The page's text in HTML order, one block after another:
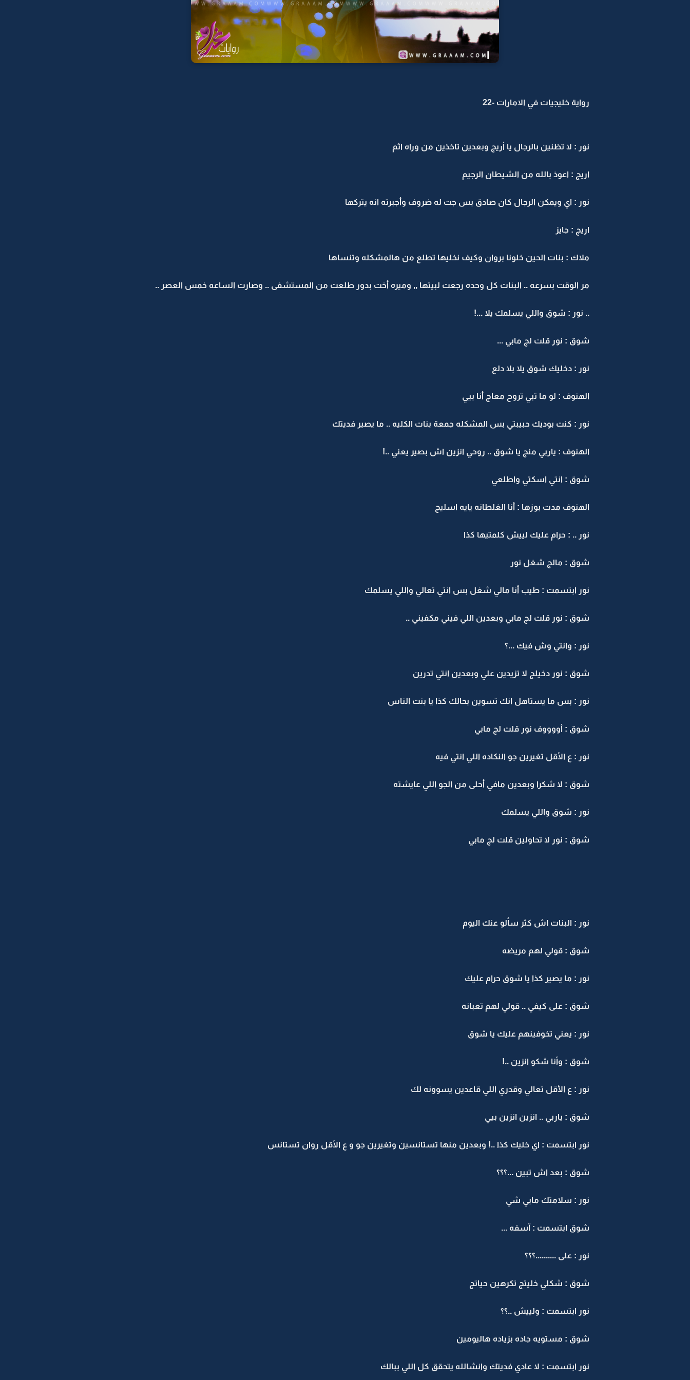
رواية خليجيات في الامارات -22
نور : لا تظنين بالرجال يا أريج وبعدين تاخذين من وراه اثم
اريج : اعوذ بالله من الشيطان الرجيم
نور : اي ويمكن الرجال كان صادق بس جت له ضروف وأجبرته انه يتركها
اريج : جايز
ملاك : بنات الحين خلونا بروان وكيف نخليها تطلع من هالمشكله وتنساها
مر الوقت بسرعه .. البنات كل وحده رجعت لبيتها ,, وميره أخت بدور طلعت من المستشفى .. وصارت الساعه خمس العصر ..
.. نور : شوق واللي يسلمك يلا ...!
شوق : نور قلت لج مابي ...
نور : دخليك شوق يلا بلا دلع
الهنوف : لو ما تبي تروح معاج أنا بيي
نور : كنت بوديك حبيبتي بس المشكله جمعة بنات الكليه .. ما يصير فديتك
الهنوف : ياربي منج يا شوق .. روحي انزين اش بصير يعني ..!
شوق : انتي اسكتي واطلعي
الهنوف مدت بوزها : أنا الغلطانه يايه اسليج
نور .. : حرام عليك لييش كلمتيها كذا
شوق : مالج شغل نور
نور ابتسمت : طيب أنا مالي شغل بس انتي تعالي واللي يسلمك
شوق : نور قلت لج مابي وبعدين اللي فيني مكفيني ..
نور : وانتي وش فيك ...؟
شوق : نور دخيلج لا تزيدين علي وبعدين انتي تدرين
نور : بس ما يستاهل انك تسوين بحالك كذا يا بنت الناس
شوق : أووووف نور قلت لج مابي
نور : ع الأقل تغيرين جو النكاده اللي انتي فيه
شوق : لا شكرا وبعدين مافي أحلى من الجو اللي عايشته
نور : شوق واللي يسلمك
شوق : نور لا تحاولين قلت لج مابي
نور : البنات اش كثر سألو عنك اليوم
شوق : قولي لهم مريضه
نور : ما يصير كذا يا شوق حرام عليك
شوق : على كيفي .. قولي لهم تعبانه
نور : يعني تخوفينهم عليك يا شوق
شوق : وأنا شكو انزين ..!
نور : ع الأقل تعالي وقدري اللي قاعدين يسوونه لك
شوق : ياربي .. انزين انزين بيي
نور ابتسمت : اي خليك كذا ..! وبعدين منها تستانسين وتغيرين جو و ع الأقل روان تستانس
شوق : بعد اش تبين ...؟؟؟
نور : سلامتك مابي شي
شوق ابتسمت : آسفه ...
نور : على ..........؟؟؟
شوق : شكلي خليتج تكرهين حياتج
نور ابتسمت : ولييش ..؟؟
شوق : مستويه جاده بزياده هاليومين
نور ابتسمت : لا عادي فديتك وانشالله يتحقق كل اللي ببالك